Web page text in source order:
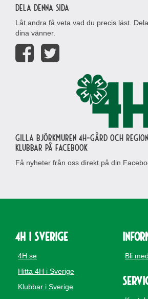
Dela denna sida
Låt andra få veta vad du precis läst.
dina vänner.
Gilla Björkmuren 4H-gård och
klubbar på Facebook
Få nyheter från oss direkt på din
4H i Sverige
4H.se
Hitta 4H i Sverige
Klubbar i Sverige
Bli